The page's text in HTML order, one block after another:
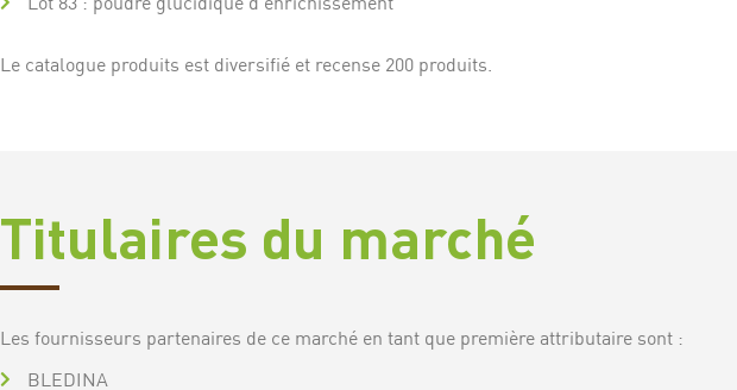
Le catalogue produits est diversifié et recense 200 produits.
Titulaires du marché
Les fournisseurs partenaires de ce marché en tant que première attributaire sont :
BLEDINA